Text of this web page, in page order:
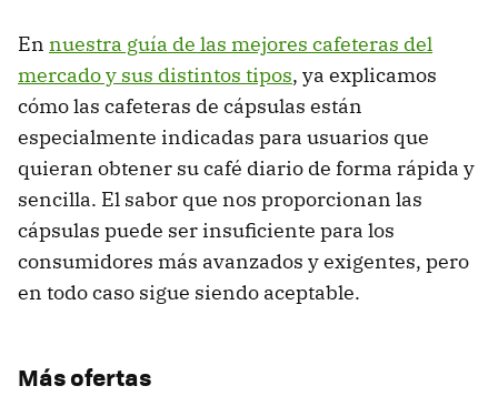
En nuestra guía de las mejores cafeteras del
mercado y sus distintos tipos, ya explicamos
cómo las cafeteras de cápsulas están
especialmente indicadas para usuarios que
quieran obtener su café diario de forma rápida y
sencilla. El sabor que nos proporcionan las
cápsulas puede ser insuficiente para los
consumidores más avanzados y exigentes, pero
en todo caso sigue siendo aceptable.
Más ofertas